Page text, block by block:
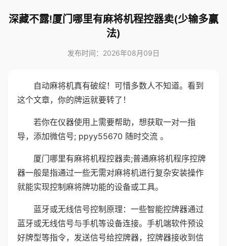
深藏不露!厦门哪里有麻将机程控器卖(少输多赢
法)
发布时间：2026年08月09日
自动麻将机真有破绽！可惜多数人不知道。看到
这个文章，你的牌运就要转了！
若你在仪器使用上需要帮助，想获取一对一指
导，添加微信号; ppyy55670 随时交流 。
厦门哪里有麻将机程控器卖;普通麻将机程序控牌
器一般是指通过一些无需对麻将机进行复杂安装操作
就能实现控制麻将牌功能的设备或工具。
蓝牙或无线信号控制原理：一些智能控牌器通过
蓝牙或无线信号与手机等设备连接。手机端软件预设
好牌型等指令，发送信号给控牌器，控牌器接收到信